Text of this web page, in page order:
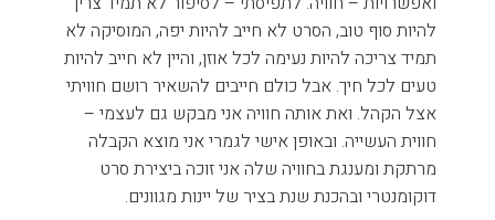
להיות סוף טוב, הסרט לא חייב להיות יפה, המוסיקה לא
תמיד צריכה להיות נעימה לכל אוזן, והיין לא חייב להיות
טעים לכל חיך. אבל כולם חייבים להשאיר רושם חוויתי
אצל הקהל. ואת אותה חוויה אני מבקש גם לעצמי –
חווית העשייה. ובאופן אישי לגמרי אני מוצא הקבלה
מרתקת ומענגת בחוויה שלה אני זוכה ביצירת סרט
דוקומנטרי ובהכנת שנת בציר של יינות מגוונים.